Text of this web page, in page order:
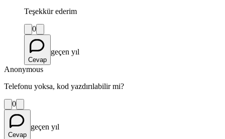
Teşekkür ederim
0
Cevap
geçen yıl
Anonymous
Telefonu yoksa, kod yazdırılabilir mi?
0
Cevap
geçen yıl